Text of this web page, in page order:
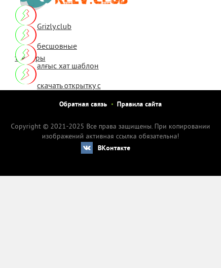
Grizly.club
бесшовные
текстуры
алғыс хат шаблон
скачать открытку с
Обратная связь Правила сайта
Copyright © 2021-2025 Все права защищены. При копировании
изображений активная ссылка обязательна!
ВКонтакте